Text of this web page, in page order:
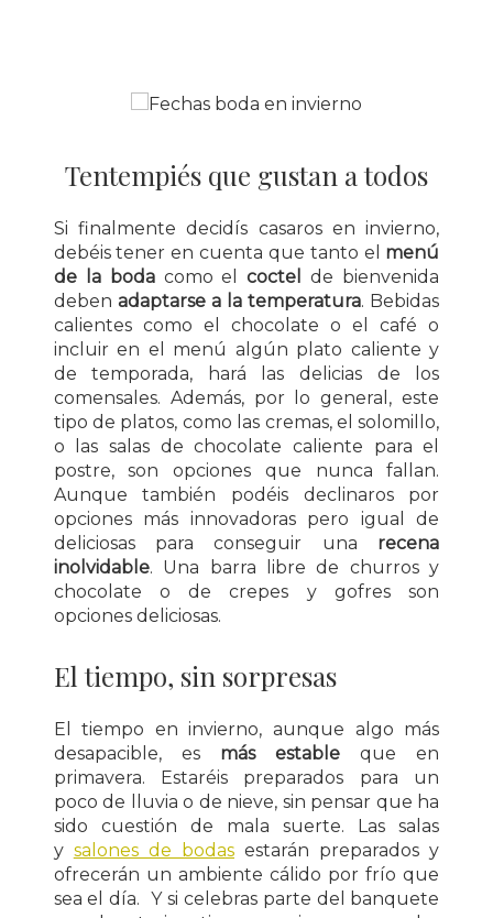
Tentempiés que gustan a todos
Si finalmente decidís casaros en invierno,
debéis tener en cuenta que tanto el menú
de la bodacomo elcoctel
de bienvenida
deben adaptarse a la temperatura. Bebidas
calientes como el chocolate o el café o
incluir en el menú algún plato caliente y
de temporada, hará las delicias de los
comensales. Además, por lo general, este
tipo de platos, como las cremas, el solomillo,
o las salas de chocolate caliente para el
postre, son opciones que nunca fallan.
Aunque también podéis declinaros por
opciones más innovadoras pero igual de
deliciosas para conseguir una recena
inolvidable. Una barra libre de churros y
chocolate o de crepes y gofres son
opciones deliciosas.
El tiempo, sin sorpresas
El tiempo en invierno, aunque algo más
desapacible, es más estable que en
primavera. Estaréis preparados para un
poco de lluvia o de nieve, sin pensar que ha
sido cuestión de mala suerte. Las salas
y salones de bodas estarán preparados y
ofrecerán un ambiente cálido por frío que
sea el día. Y si celebras parte del banquete